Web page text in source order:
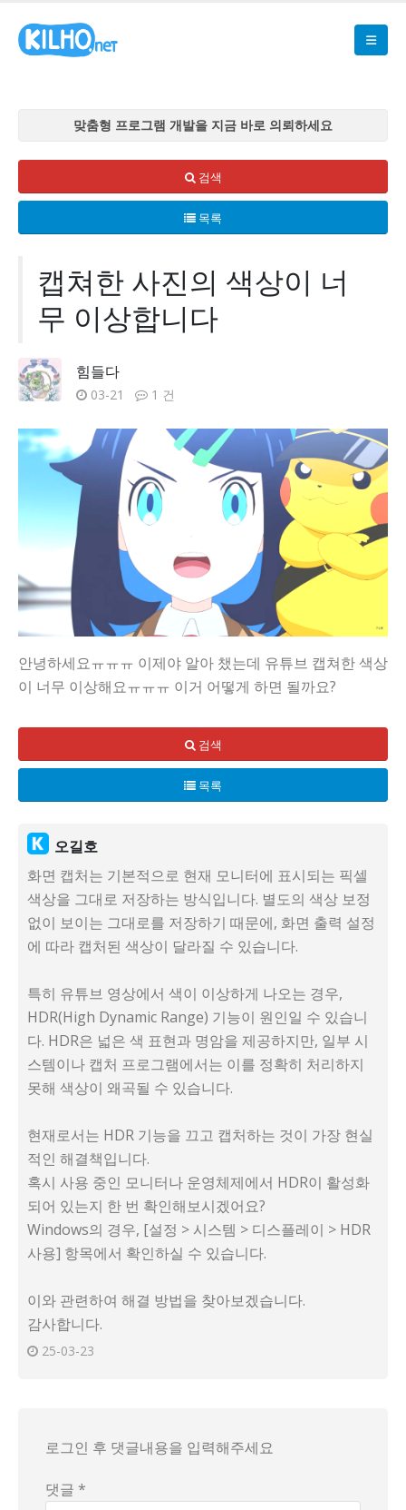
맞춤형 프로그램 개발을 지금 바로 의뢰하세요
맞춤형 프로그램 개발을 지금 바로 의뢰하세요
맞춤형 프로그램 개발을 지금 바로 의뢰하세요
맞춤형 프로그램 개발을 지금 바로 의뢰하세요
검색
목록
캡쳐한 사진의 색상이 너
무 이상합니다
힘들다
03-21 1 건
안녕하세요ㅠㅠㅠ 이제야 알아 챘는데 유튜브 캡쳐한 색상
이 너무 이상해요ㅠㅠㅠ 이거 어떻게 하면 될까요?
검색
목록
오길호
화면 캡처는 기본적으로 현재 모니터에 표시되는 픽셀
색상을 그대로 저장하는 방식입니다. 별도의 색상 보정
없이 보이는 그대로를 저장하기 때문에, 화면 출력 설정
에 따라 캡처된 색상이 달라질 수 있습니다.
특히 유튜브 영상에서 색이 이상하게 나오는 경우,
HDR(High Dynamic Range) 기능이 원인일 수 있습니
다. HDR은 넓은 색 표현과 명암을 제공하지만, 일부 시
스템이나 캡처 프로그램에서는 이를 정확히 처리하지
못해 색상이 왜곡될 수 있습니다.
현재로서는 HDR 기능을 끄고 캡처하는 것이 가장 현실
적인 해결책입니다.
혹시 사용 중인 모니터나 운영체제에서 HDR이 활성화
되어 있는지 한 번 확인해보시겠어요?
Windows의 경우, [설정 > 시스템 > 디스플레이 > HDR
사용] 항목에서 확인하실 수 있습니다.
이와 관련하여 해결 방법을 찾아보겠습니다.
감사합니다.
25-03-23
로그인 후 댓글내용을 입력해주세요
댓글 *